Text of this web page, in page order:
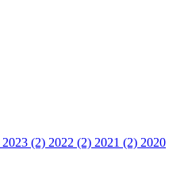
2023 (2) 2022 (2) 2021 (2) 2020